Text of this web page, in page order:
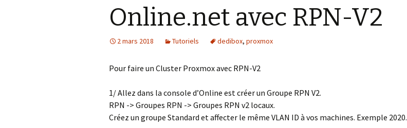
Online.net avec RPN-V2
2 mars 2018 Tutoriels dedibox, proxmox
Pour faire un Cluster Proxmox avec RPN-V2
1/ Allez dans la console d’Online est créer un Groupe RPN V2.
RPN -> Groupes RPN -> Groupes RPN v2 locaux.
Créez un groupe Standard et affecter le même VLAN ID à vos machines. Exemple 2020.